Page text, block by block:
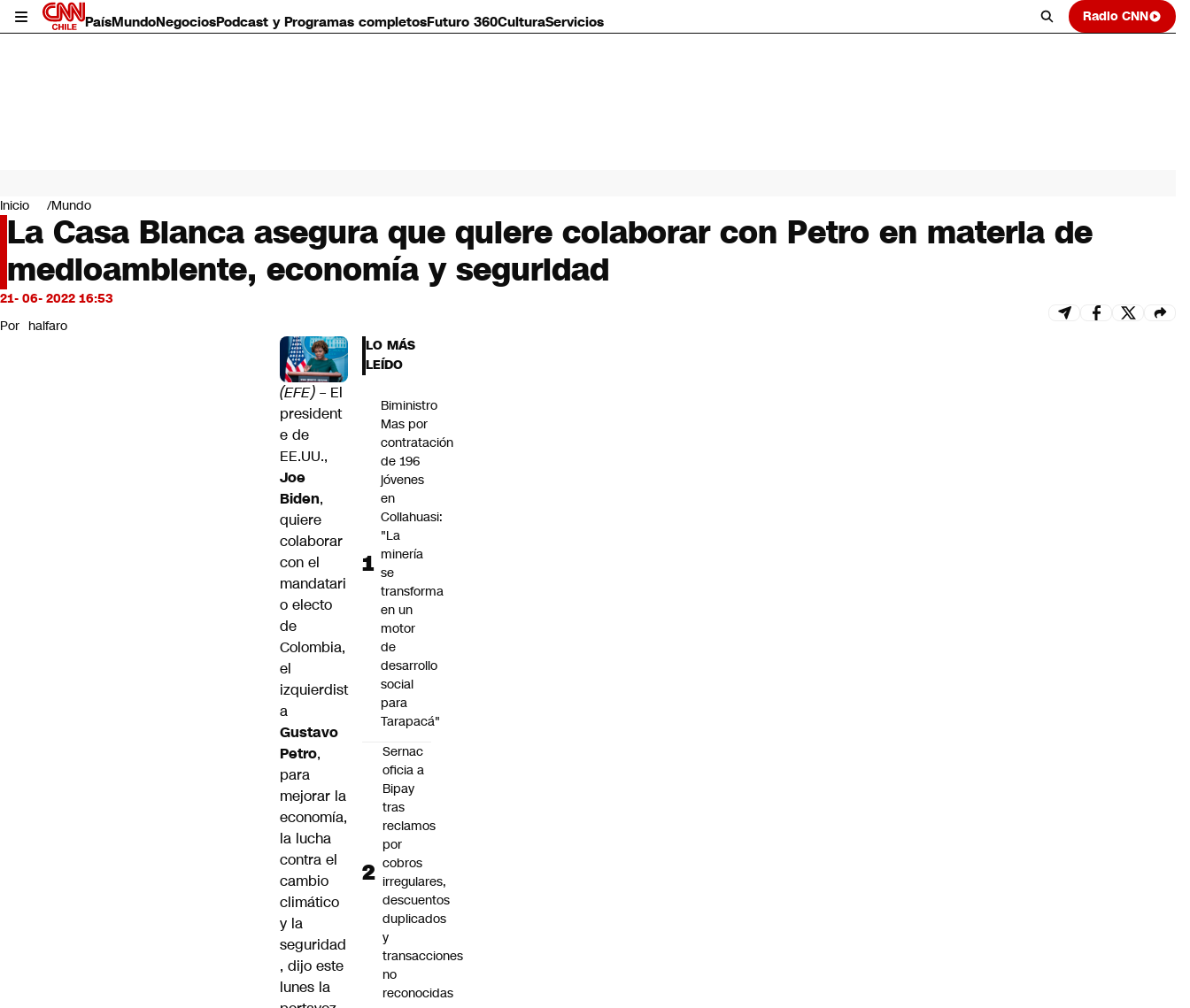
PaísMundoNegociosPodcast y Programas completosFuturo 360CulturaServicios Radio CNN
Mundo
Negocios
Deportes
Programas completos
Cultura
Servicios
Bits
CNN Data
Inicio Mundo
La Casa Blanca asegura que quiere colaborar con Petro en materia de
medioambiente, economía y seguridad
21- 06- 2022 16:53
Por halfaro
(EFE) – El
president
e de
EE.UU.,
Joe
Biden,
quiere
colaborar
con el
mandatari
o electo
de
Colombia,
el
izquierdist
a
Gustavo
Petro,
para
mejorar la
economía,
la lucha
contra el
cambio
climático
y la
seguridad
, dijo este
lunes la
LO MÁS
LEÍDO
Biministro
Mas por
contratación
de 196
jóvenes
en
Collahuasi:
"La
minería
se
transforma
en un
motor
de
desarrollo
social
para
Tarapacá"
Sernac
oficia a
Bipay
tras
reclamos
por
cobros
irregulares,
descuentos
duplicados
y
transacciones
no
reconocidas